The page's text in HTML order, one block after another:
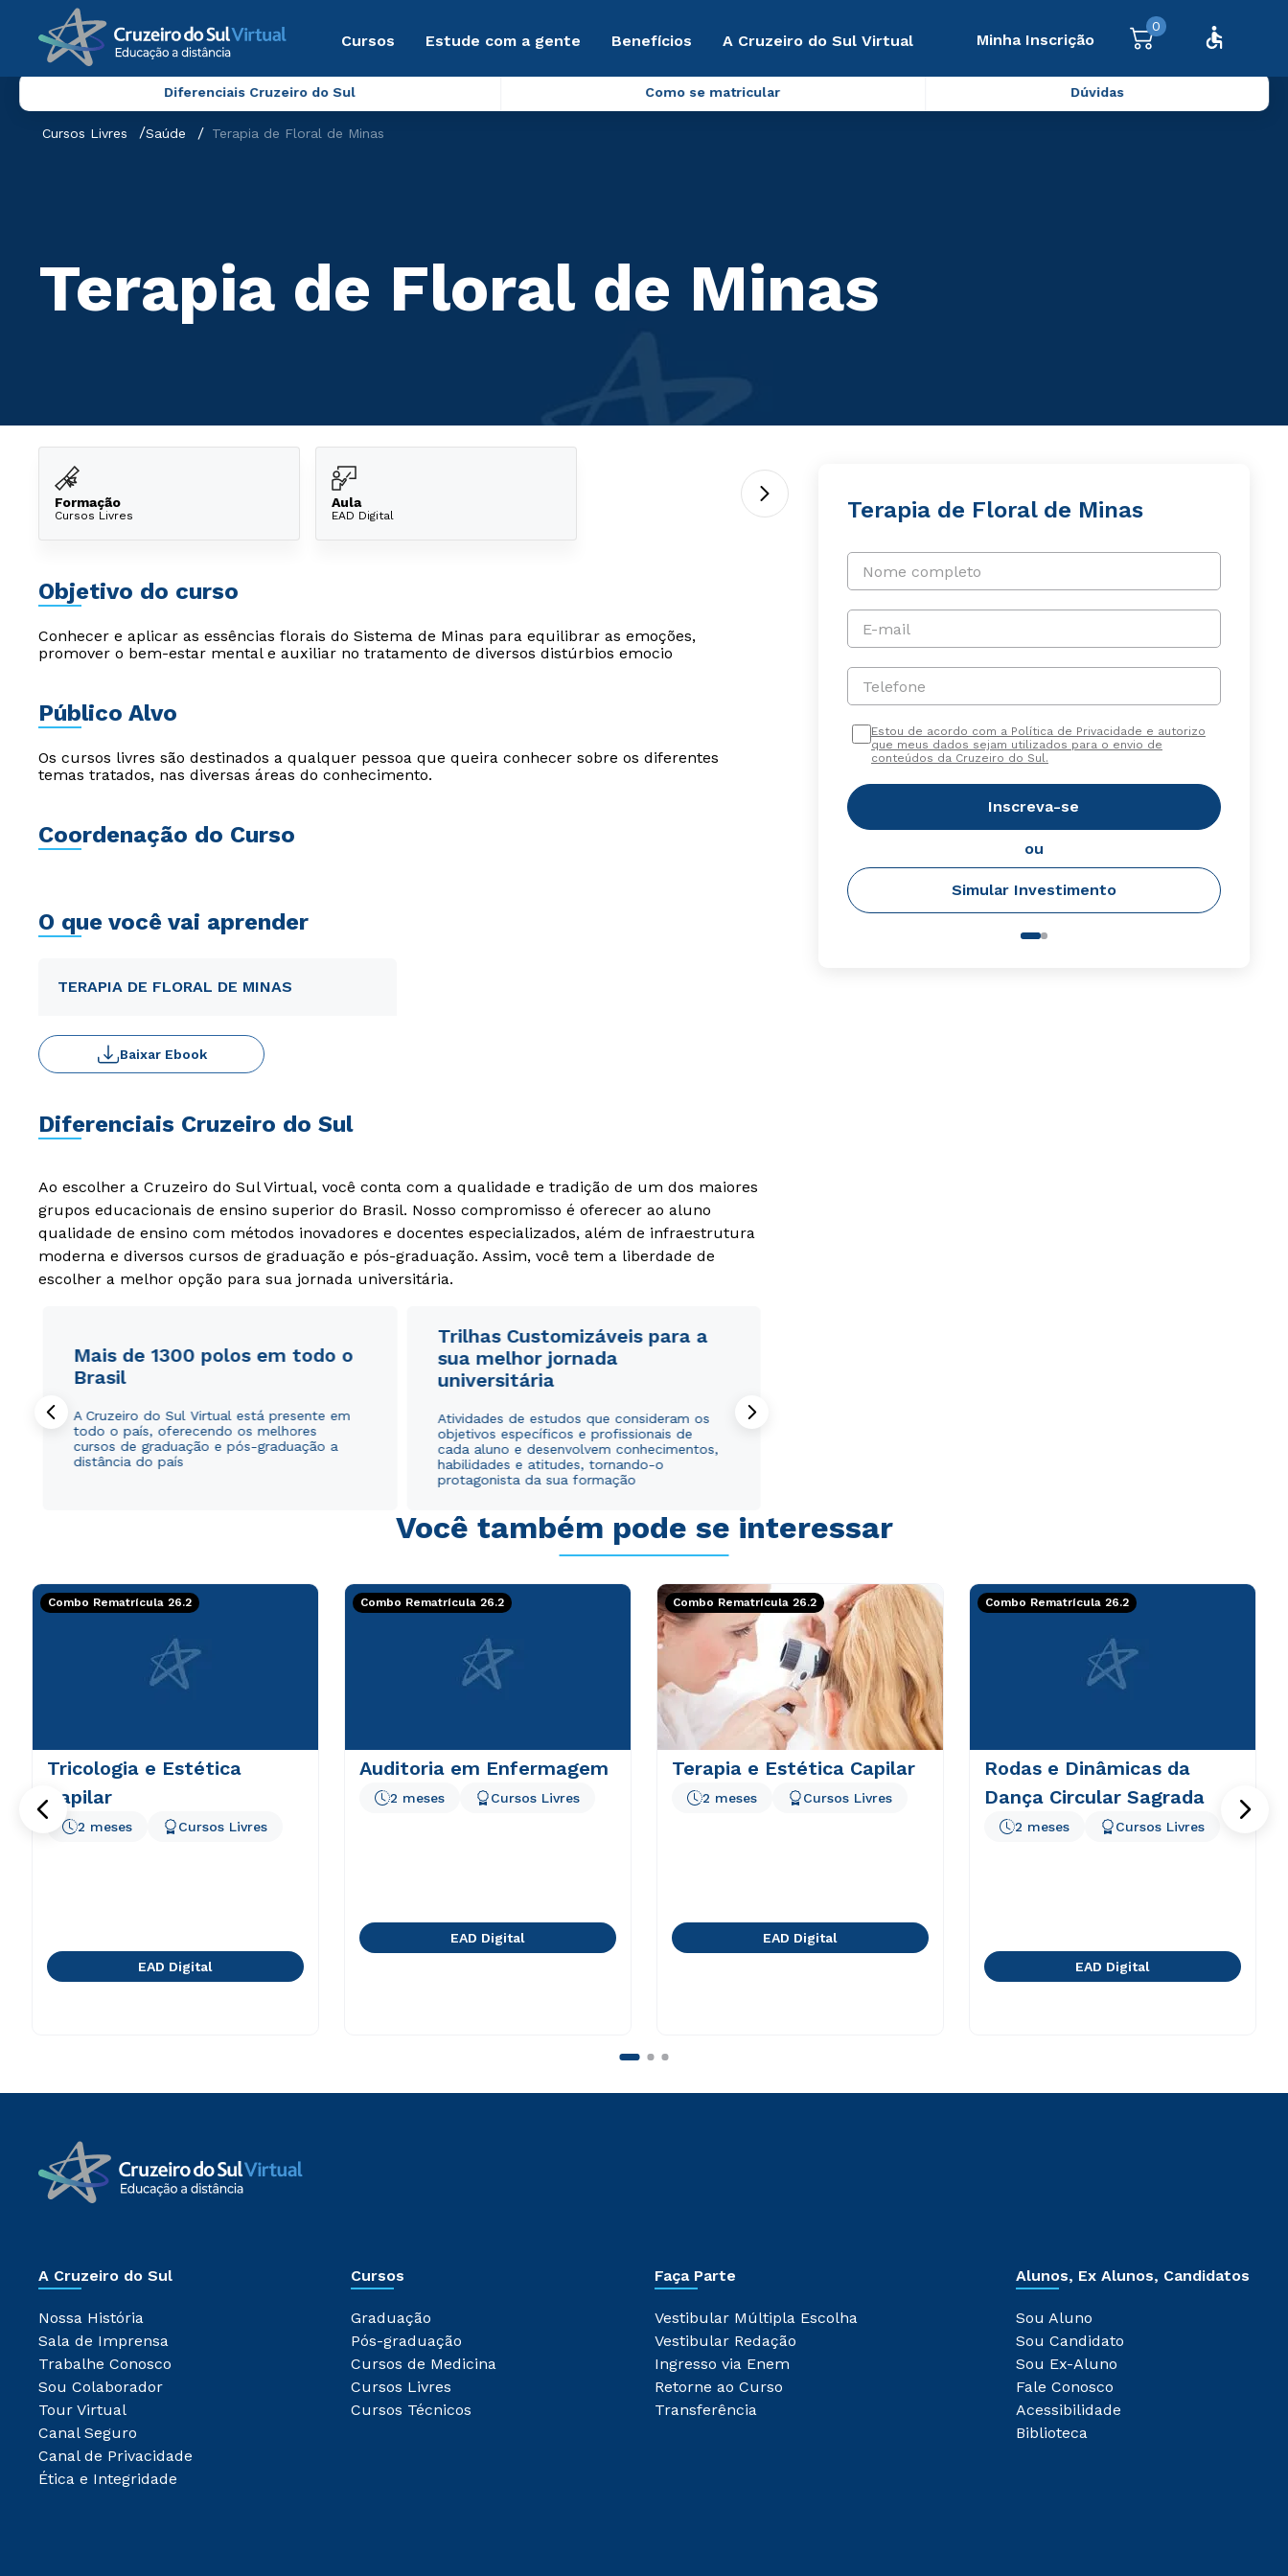
Cursos Estude com a gente Benefícios A Cruzeiro do Sul Virtual Minha Inscrição
0
Diferenciais Cruzeiro do Sul Como se matricular Dúvidas
Cursos Livres Saúde Terapia de Floral de Minas
Terapia de Floral de Minas
Formação
Cursos Livres
Aula
EAD Digital
Objetivo do curso
Conhecer e aplicar as essências florais do Sistema de Minas para equilibrar as emoções,
promover o bem-estar mental e auxiliar no tratamento de diversos distúrbios emocio
Público Alvo
Os cursos livres são destinados a qualquer pessoa que queira conhecer sobre os diferentes
temas tratados, nas diversas áreas do conhecimento.
Coordenação do Curso
O que você vai aprender
TERAPIA DE FLORAL DE MINAS
Baixar Ebook
Diferenciais Cruzeiro do Sul
Ao escolher a Cruzeiro do Sul Virtual, você conta com a qualidade e tradição de um dos maiores
grupos educacionais de ensino superior do Brasil. Nosso compromisso é oferecer ao aluno
qualidade de ensino com métodos inovadores e docentes especializados, além de infraestrutura
moderna e diversos cursos de graduação e pós-graduação. Assim, você tem a liberdade de
escolher a melhor opção para sua jornada universitária.
Mais de 1300 polos em todo o
Brasil
A Cruzeiro do Sul Virtual está presente em
todo o país, oferecendo os melhores
cursos de graduação e pós-graduação a
distância do país
Trilhas Customizáveis para a
sua melhor jornada
universitária
Atividades de estudos que consideram os
objetivos específicos e profissionais de
cada aluno e desenvolvem conhecimentos,
habilidades e atitudes, tornando-o
protagonista da sua formação
Terapia de Floral de Minas
Nome completo
E-mail
Telefone
Estou de acordo com a Política de Privacidade e autorizo
que meus dados sejam utilizados para o envio de
conteúdos da Cruzeiro do Sul.
Inscreva-se
ou
Simular Investimento
Você também pode se interessar
Combo Rematrícula 26.2
Tricologia e Estética
Capilar
2 meses Cursos Livres
EAD Digital
Combo Rematrícula 26.2
Auditoria em Enfermagem
2 meses Cursos Livres
EAD Digital
Combo Rematrícula 26.2
Terapia e Estética Capilar
2 meses Cursos Livres
EAD Digital
Combo Rematrícula 26.2
Rodas e Dinâmicas da
Dança Circular Sagrada
2 meses Cursos Livres
EAD Digital
A Cruzeiro do Sul
Nossa História
Sala de Imprensa
Trabalhe Conosco
Sou Colaborador
Tour Virtual
Canal Seguro
Canal de Privacidade
Ética e Integridade
Cursos
Graduação
Pós-graduação
Cursos de Medicina
Cursos Livres
Cursos Técnicos
Faça Parte
Vestibular Múltipla Escolha
Vestibular Redação
Ingresso via Enem
Retorne ao Curso
Transferência
Alunos, Ex Alunos, Candidatos
Sou Aluno
Sou Candidato
Sou Ex-Aluno
Fale Conosco
Acessibilidade
Biblioteca
Estou de acordo com aPolítica de Privacidade.
autorizo que meus dados sejam utilizados para o
Estou de acordo com aPolítica de Privacidade.
autorizo que meus dados sejam utilizados para o